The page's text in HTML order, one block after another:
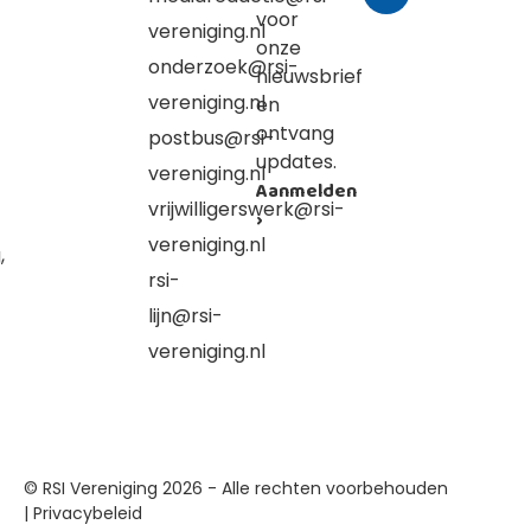
vereniging.nl
onderzoek@rsi-
vereniging.nl
postbus@rsi-
vereniging.nl
vrijwilligerswerk@rsi-
vereniging.nl
rsi-
lijn@rsi-
vereniging.nl
voor
onze
nieuwsbrief
en
ontvang
updates.
Aanmelden
›
© RSI Vereniging 2026 - Alle rechten voorbehouden
|Privacybeleid